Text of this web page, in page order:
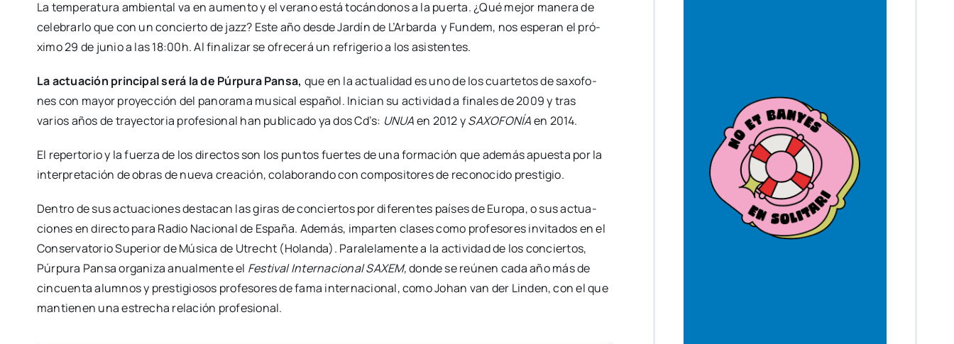
La tem­pe­ra­tu­ra ambien­tal va en aumen­to y el verano está tocán­do­nos a la puer­ta. ¿Qué mejor mane­ra de
cele­brar­lo que con un con­cier­to de jazz? Este año des­de Jar­dín de L’Ar­bar­da y Fun­dem, nos espe­ran el pró­
xi­mo 29 de junio a las 18:00h. Al fina­li­zar se ofre­ce­rá un refri­ge­rio a los asis­ten­tes.
La actua­ción prin­ci­pal será la de Púr­pu­ra Pan­sa, que en la actua­li­dad es uno de los cuar­te­tos de saxo­fo­
nes con mayor pro­yec­ción del pano­ra­ma musi­cal espa­ñol. Ini­cian su acti­vi­dad a fina­les de 2009 y tras
varios años de tra­yec­to­ria pro­fe­sio­nal han publi­ca­do ya dos Cd’s: UNUAen 2012 ySAXOFONÍAen 2014.
El reper­to­rio y la fuer­za de los direc­tos son los pun­tos fuer­tes de una for­ma­ción que ade­más apues­ta por la
inter­pre­ta­ción de obras de nue­va crea­ción, cola­bo­ran­do con com­po­si­to­res de reco­no­ci­do pres­ti­gio.
Den­tro de sus actua­cio­nes des­ta­can las giras de con­cier­tos por dife­ren­tes paí­ses de Euro­pa, o sus actua­
cio­nes en direc­to para Radio Nacio­nal de Espa­ña. Ade­más, impar­ten cla­ses como pro­fe­so­res invi­ta­dos en el
Con­ser­va­to­rio Supe­rior de Músi­ca de Utrecht (Holan­da). Para­le­la­men­te a la acti­vi­dad de los con­cier­tos,
Púr­pu­ra Pan­sa orga­ni­za anual­men­te el Fes­ti­val Inter­na­cio­nal SAXEM,don­de se reúnen cada año más de
cin­cuen­ta alum­nos y pres­ti­gio­sos pro­fe­so­res de fama inter­na­cio­nal, como Johan van der Lin­den, con el que
man­tie­nen una estre­cha rela­ción pro­fe­sio­nal.